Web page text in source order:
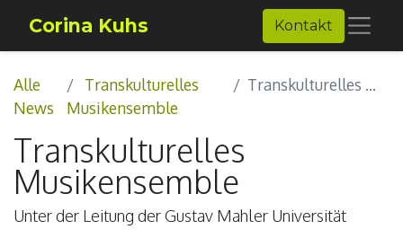
Corina Kuhs Kontakt
Alle
News
Transkulturelles
Musikensemble
Transkulturelles Musikensemble
Transkulturelles
Musikensemble
Unter der Leitung der Gustav Mahler Universität